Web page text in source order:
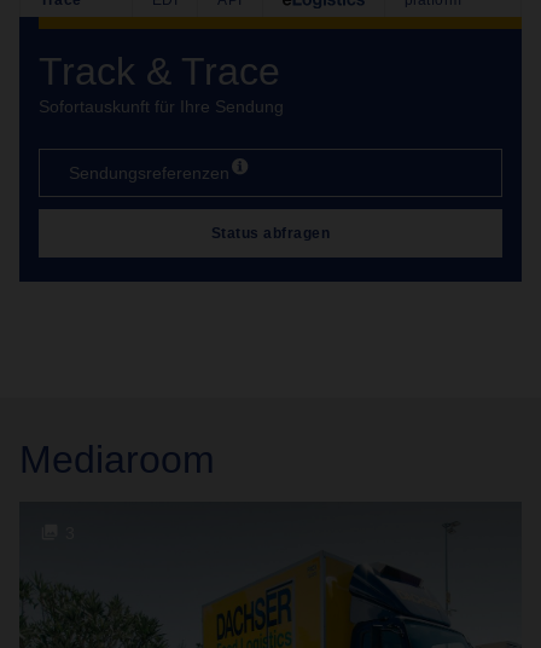
Track & Trace
Sofortauskunft für Ihre Sendung
Status abfragen
Mediaroom